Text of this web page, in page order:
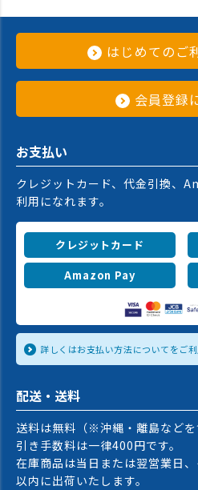
はじめてのご
会員登録
お支払い
クレジットカード、代金引換、
利用になれます。
クレジットカード
Amazon Pay
詳しくはお支払い方法についてをご利
配送・送料
送料は無料（※沖縄・離島など
引き手数料は一律400円です。
在庫商品は当日または翌営業日
以内に出荷いたします。